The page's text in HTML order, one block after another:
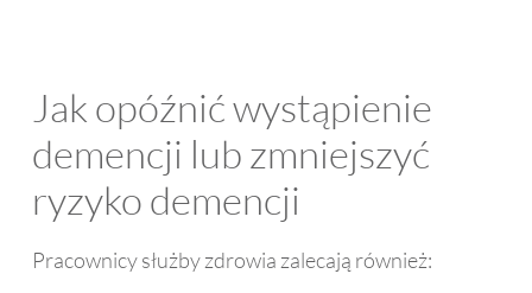
Jak opóźnić wystąpienie
demencji lub zmniejszyć
ryzyko demencji
Pracownicy służby zdrowia zalecają również: